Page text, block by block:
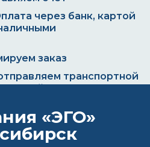
через банк, картой
транспортной